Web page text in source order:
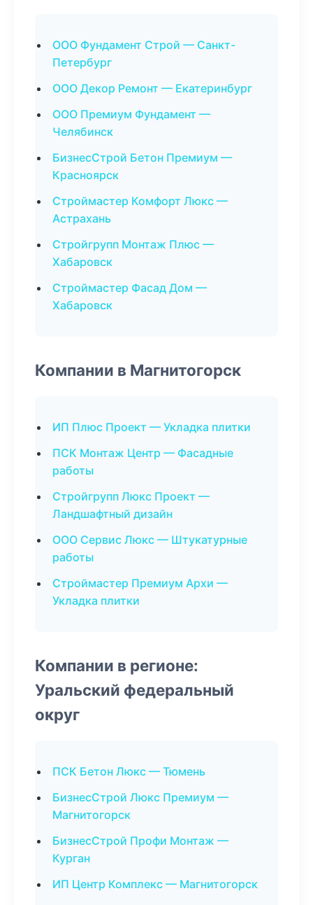
ООО Фундамент Строй — Санкт-
Петербург
ООО Декор Ремонт — Екатеринбург
ООО Премиум Фундамент —
Челябинск
БизнесСтрой Бетон Премиум —
Красноярск
Строймастер Комфорт Люкс —
Астрахань
Стройгрупп Монтаж Плюс —
Хабаровск
Строймастер Фасад Дом —
Хабаровск
Компании в Магнитогорск
ИП Плюс Проект — Укладка плитки
ПСК Монтаж Центр — Фасадные
работы
Стройгрупп Люкс Проект —
Ландшафтный дизайн
ООО Сервис Люкс — Штукатурные
работы
Строймастер Премиум Архи —
Укладка плитки
Компании в регионе:
Уральский федеральный
округ
ПСК Бетон Люкс — Тюмень
БизнесСтрой Люкс Премиум —
Магнитогорск
БизнесСтрой Профи Монтаж —
Курган
ИП Центр Комплекс — Магнитогорск